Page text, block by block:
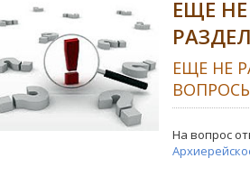
ЕЩЕ
ЕЩЕ НЕ
На вопрос